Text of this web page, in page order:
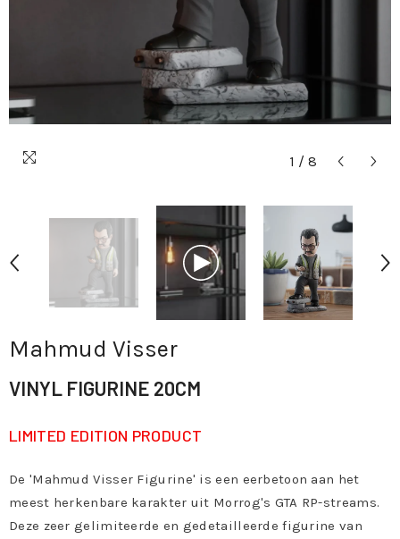
1 / 8
Mahmud Visser
VINYL FIGURINE 20CM
LIMITED EDITION PRODUCT
De 'Mahmud Visser Figurine' is een eerbetoon aan het
meest herkenbare karakter uit Morrog's GTA RP-streams.
Deze zeer gelimiteerde en gedetailleerde figurine van